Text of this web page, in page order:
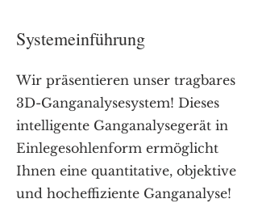
Systemeinführung
Wir präsentieren unser tragbares
3D-Ganganalysesystem! Dieses
intelligente Ganganalysegerät in
Einlegesohlenform ermöglicht
Ihnen eine quantitative, objektive
und hocheffiziente Ganganalyse!